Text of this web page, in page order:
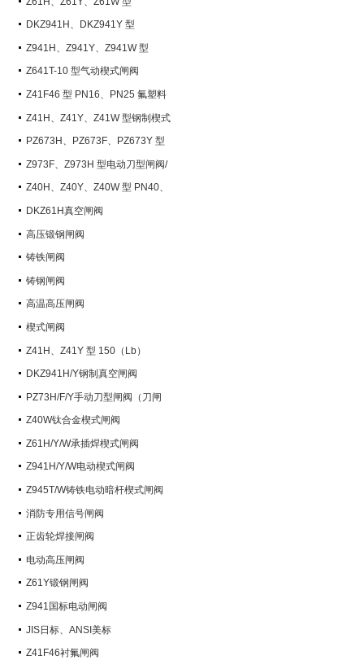
PN100~PN160 承插焊楔式闸阀
DKZ941H、DKZ941Y 型
PN10~PN100 钢制真空闸阀
Z941H、Z941Y、Z941W 型
PN100~PN200 钢制电动楔式闸阀
Z641T-10 型气动楔式闸阀
Z41F46 型 PN16、PN25 氟塑料
衬里楔式闸阀
Z41H、Z41Y、Z41W 型钢制楔式
闸阀PZ673H、PZ673F、PZ673Y 型
气动刀型闸阀/刀闸阀
Z973F、Z973H 型电动刀型闸阀/
刀闸阀
Z40H、Z40Y、Z40W 型 PN40、
PN63 钢制楔式闸阀
DKZ61H真空闸阀
高压锻钢闸阀
铸铁闸阀
铸钢闸阀
高温高压闸阀
楔式闸阀
Z41H、Z41Y 型 150（Lb）
~600（Lb） 钢制楔式闸阀
DKZ941H/Y钢制真空闸阀
PZ73H/F/Y手动刀型闸阀（刀闸
阀）Z40W钛合金楔式闸阀
Z61H/Y/W承插焊楔式闸阀
Z941H/Y/W电动楔式闸阀
Z945T/W铸铁电动暗杆楔式闸阀
消防专用信号闸阀
正齿轮焊接闸阀
电动高压闸阀
Z61Y锻钢闸阀
Z941国标电动闸阀
JIS日标、ANSI美标
Z41F46衬氟闸阀